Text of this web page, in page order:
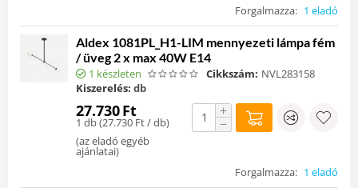
Forgalmazza: 1 eladó
Aldex 1081PL_H1-LIM mennyezeti lámpa fém
/ üveg 2 x max 40W E14
1 készleten Cikkszám: NVL283158
Kiszerelés: db
27.730Ft
1 db (27.730 Ft/ db)
(az eladó egyéb
ajánlatai)
+
−
Forgalmazza: 1 eladó